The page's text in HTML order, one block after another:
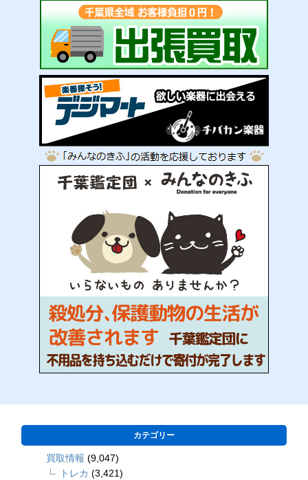
カテゴリー
買取情報 (9,047)
トレカ (3,421)